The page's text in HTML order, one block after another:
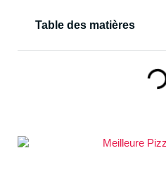
Table des matières